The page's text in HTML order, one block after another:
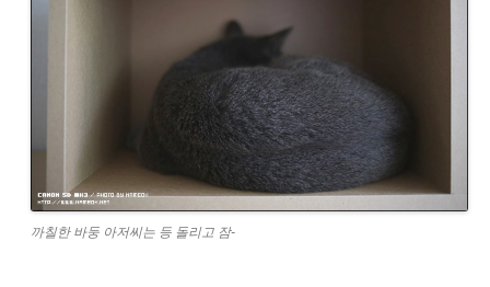
까칠한 바둥 아저씨는 등 돌리고 잠-